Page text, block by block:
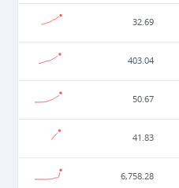
32.69
403.04
50.67
41.83
6,758.28